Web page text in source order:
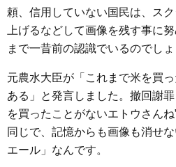
頼、信用していない国民は、ス
上げるなどして画像を残す事に
まで一昔前の認識でいるのでしょ
元農水大臣が「これまで米を買
ある」と発言しました。撤回謝
を買ったことがないエトウさん
同じで、記憶からも画像も消せ
エール」なんです。